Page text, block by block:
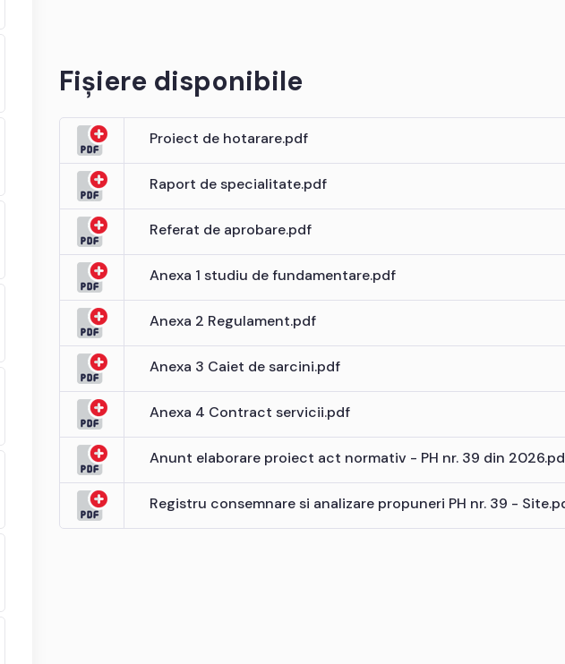
Fișiere disponibile
Proiect de hotarare.pdf
Raport de specialitate.pdf
Referat de aprobare.pdf
Anexa 1 studiu de fundamentare.pdf
Anexa 2 Regulament.pdf
Anexa 3 Caiet de sarcini.pdf
Anexa 4 Contract servicii.pdf
Anunt elaborare proiect act normativ - PH nr. 39 din
Registru consemnare si analizare propuneri PH nr. 39 -